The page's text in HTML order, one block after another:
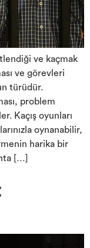
ve kaçmak
ve görevleri
türüdür.
problem
Kaçış oyunları
oynanabilir,
harika bir
[…]